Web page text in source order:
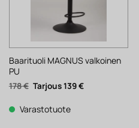
Baarituoli MAGNUS valkoinen
PU
178€ Alkuperäinen
hinta
178 €.
139€Nykyinen
Varastotuote